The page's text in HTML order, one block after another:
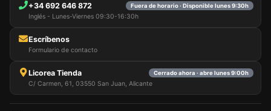
+34 692 646 872 Fuera de horario · Disponible lunes 9:30h
Inglés - Lunes-Viernes 09:30-16:30h
Escríbenos
Formulario de contacto
Licorea Tienda Cerrado ahora · abre lunes 9:00h
C/ Carmen, 61, 03550 San Juan, Alicante